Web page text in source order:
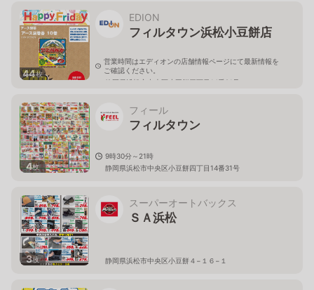
44枚
EDION
フィルタウン浜松小豆餅店
営業時間はエディオンの店舗情報ページにて最新情報を
ご確認ください。
静岡県浜松市中央区小豆餅四丁目14番21号
4枚
フィール
フィルタウン
9時30分～21時
静岡県浜松市中央区小豆餅四丁目14番31号
3枚
スーパーオートバックス
ＳＡ浜松
静岡県浜松市中央区小豆餅４−１６−１